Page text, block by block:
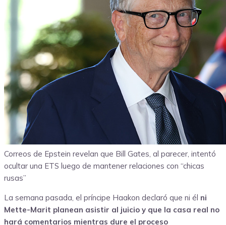
Correos de Epstein revelan que Bill Gates, al parecer, intentó
ocultar una ETS luego de mantener relaciones con “chicas
rusas”
La semana pasada, el príncipe Haakon declaró que ni él ni
Mette-Marit planean asistir al juicio y que la casa real no
hará comentarios mientras dure el proceso